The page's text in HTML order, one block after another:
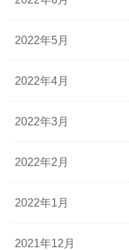
2022年5月
2022年4月
2022年3月
2022年2月
2022年1月
2021年12月